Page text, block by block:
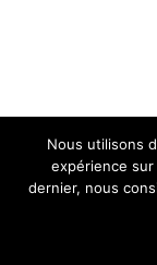
Contact :
légales |
Nous utilisons
expérience
dernier, nous